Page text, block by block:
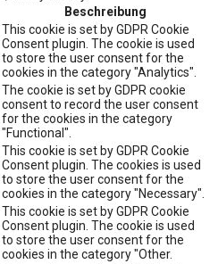
Beschreibung
This cookie is set by GDPR Cookie
Consent plugin. The cookie is used
to store the user consent for the
cookies in the category "Analytics".
The cookie is set by GDPR cookie
consent to record the user consent
for the cookies in the category
"Functional".
This cookie is set by GDPR Cookie
Consent plugin. The cookies is used
to store the user consent for the
cookies in the category "Necessary".
This cookie is set by GDPR Cookie
Consent plugin. The cookie is used
to store the user consent for the
cookies in the category "Other.